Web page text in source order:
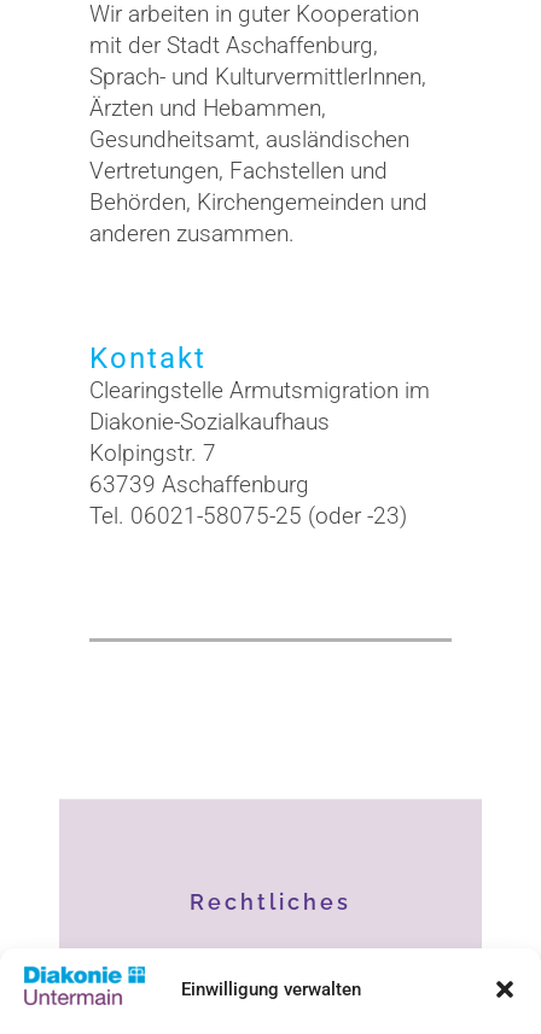
Einwilligung verwalten
Wir arbeiten in guter Kooperation
mit der Stadt Aschaffenburg,
Sprach- und KulturvermittlerInnen,
Ärzten und Hebammen,
Gesundheitsamt, ausländischen
Vertretungen, Fachstellen und
Behörden, Kirchengemeinden und
anderen zusammen.
Kontakt
Clearingstelle Armutsmigration im
Diakonie-Sozialkaufhaus
Kolpingstr. 7
63739 Aschaffenburg
Tel. 06021-58075-25 (oder -23)
Rechtliches